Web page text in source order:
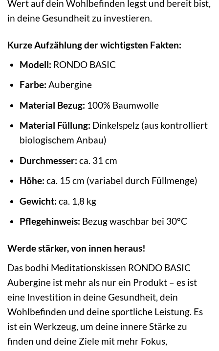
Wert auf dein Wohlbefinden legst und bereit bist,
in deine Gesundheit zu investieren.
Kurze Aufzählung der wichtigsten Fakten:
Modell: RONDO BASIC
Farbe: Aubergine
Material Bezug: 100% Baumwolle
Material Füllung: Dinkelspelz (aus kontrolliert
biologischem Anbau)
Durchmesser: ca. 31 cm
Höhe: ca. 15 cm (variabel durch Füllmenge)
Gewicht: ca. 1,8 kg
Pflegehinweis: Bezug waschbar bei 30°C
Werde stärker, von innen heraus!
Das bodhi Meditationskissen RONDO BASIC
Aubergine ist mehr als nur ein Produkt – es ist
eine Investition in deine Gesundheit, dein
Wohlbefinden und deine sportliche Leistung. Es
ist ein Werkzeug, um deine innere Stärke zu
finden und deine Ziele mit mehr Fokus,